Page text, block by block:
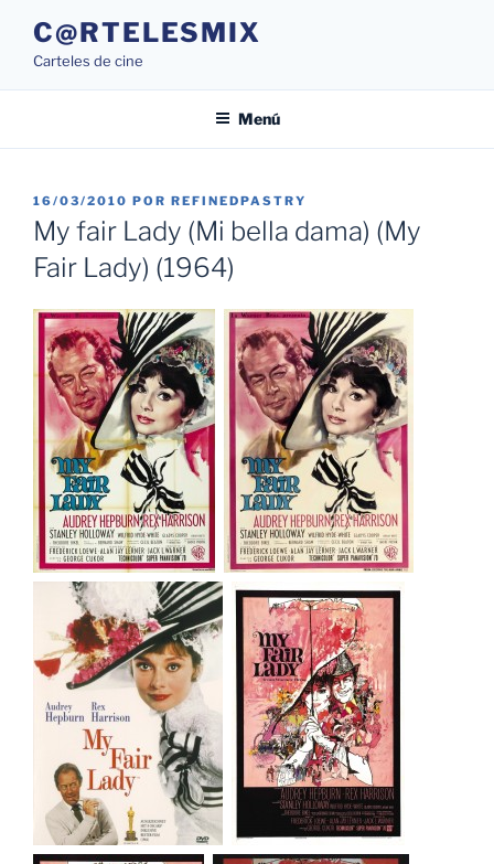
contenido
C@RTELESMIX
Carteles de cine
Menú
PUBLICADO
EL
16/03/2010 POR REFINEDPASTRY
My fair Lady (Mi bella dama) (My
Fair Lady) (1964)